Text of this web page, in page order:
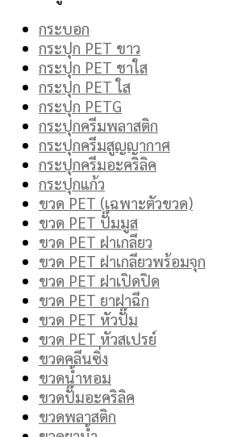
กระบอก
กระปุก PET ขาว
กระปุก PET ชาใส
กระปุก PET ใส
กระปุก PETG
กระปุกครีมพลาสติก
กระปุกครีมสูญญากาศ
กระปุกครีมอะคริลิค
กระปุกแก้ว
ขวด PET (เฉพาะตัวขวด)
ขวด PET ปั๊มมูส
ขวด PET ฝาเกลียว
ขวด PET ฝาเกลียวพร้อมจุก
ขวด PET ฝาเปิดปิด
ขวด PET ยาฝาฉีก
ขวด PET หัวปั๊ม
ขวด PET หัวสเปรย์
ขวดคลีนซิ่ง
ขวดน้ำหอม
ขวดปั๊มอะคริลิค
ขวดพลาสติก